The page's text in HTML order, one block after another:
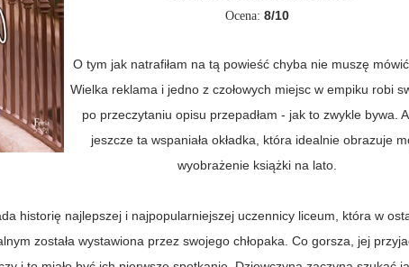
Ocena: 8/10
O tym jak natrafiłam na tą powieść chyba nie muszę mówić
Wielka reklama i jedno z czołowych miejsc w empiku robi
po przeczytaniu opisu przepadłam - jak to zwykle bywa.
jeszcze ta wspaniała okładka, która idealnie obrazuje
wyobrażenie książki na lato.
historię najlepszej i najpopularniejszej uczennicy liceum, która w
została wystawiona przez swojego chłopaka. Co gorsza, jej